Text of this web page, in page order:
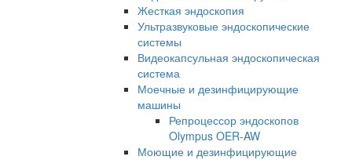
Жесткая эндоскопия
Ультразвуковые эндоскопические
системы
Видеокапсульная эндоскопическая
система
Моечные и дезинфицирующие
машины
Репроцессор эндоскопов
Olympus OER-AW
Моющие и дезинфицирующие